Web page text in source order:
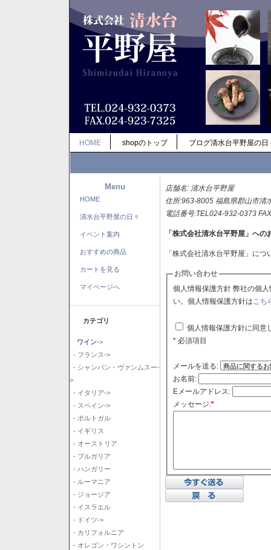
HOME shopのトップ ブログ清水台平野屋の日
Menu
HOME
清水台平野屋の日々
イベント案内
おすすめの商品
カートを見る
マイページへ
カテゴリ
ワイン->
- フランス->
- シャンパン・ヴァンムスー-
>
- イタリア->
- スペイン->
- ポルトガル
- イギリス
- オーストリア
- ブルガリア
- ハンガリー
- ルーマニア
- ジョージア
- イスラエル
- ドイツ->
- カリフォルニア
- オレゴン・ワシントン
店舗名: 清水台平野屋
住所:963-8005 福島県郡山市清
電話番号:TEL024-932-0373
「株式会社清水台平野屋」への
「株式会社清水台平野屋」に
お問い合わせ
個人情報保護方針 弊社の個人情報保護方針に同意される場合はチェックボックスをクリックしてくださ
い。個人情報保護方針はこち
個人情報保護方針に同意
* 必須項目
メールを送る:
お名前:
Eメールアドレス:
メッセージ:*